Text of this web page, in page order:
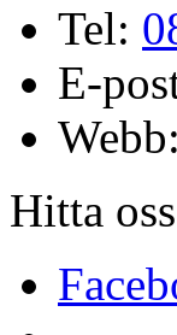
Tel:
E-
Webb:
Hitta